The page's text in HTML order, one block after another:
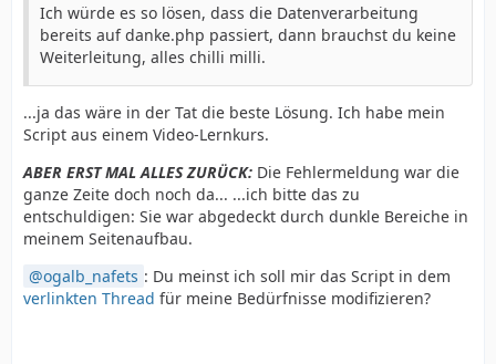
Ich würde es so lösen, dass die Datenverarbeitung
bereits auf danke.php passiert, dann brauchst du keine
Weiterleitung, alles chilli milli.
...ja das wäre in der Tat die beste Lösung. Ich habe mein
Script aus einem Video-Lernkurs.
ABER ERST MAL ALLES ZURÜCK: Die Fehlermeldung war die
ganze Zeite doch noch da... ...ich bitte das zu
entschuldigen: Sie war abgedeckt durch dunkle Bereiche in
meinem Seitenaufbau.
ogalb_nafets : Du meinst ich soll mir das Script in dem
verlinkten Thread für meine Bedürfnisse modifizieren?